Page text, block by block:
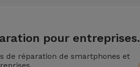
pour entreprises.
de réparation de smartphones et